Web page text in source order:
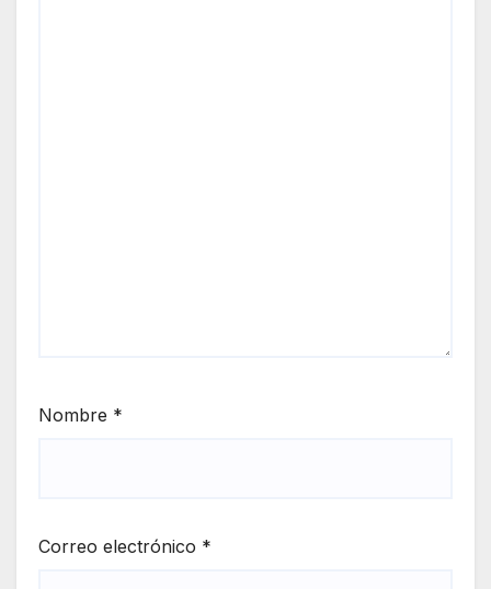
Nombre *
Correo electrónico *